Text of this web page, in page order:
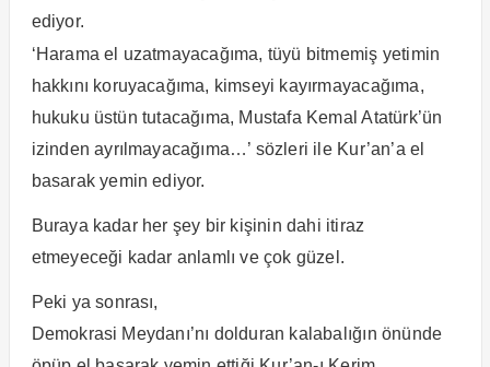
ediyor.
‘Harama el uzatmayacağıma, tüyü bitmemiş yetimin
hakkını koruyacağıma, kimseyi kayırmayacağıma,
hukuku üstün tutacağıma, Mustafa Kemal Atatürk’ün
izinden ayrılmayacağıma…’ sözleri ile Kur’an’a el
basarak yemin ediyor.
Buraya kadar her şey bir kişinin dahi itiraz
etmeyeceği kadar anlamlı ve çok güzel.
Peki ya sonrası,
Demokrasi Meydanı’nı dolduran kalabalığın önünde